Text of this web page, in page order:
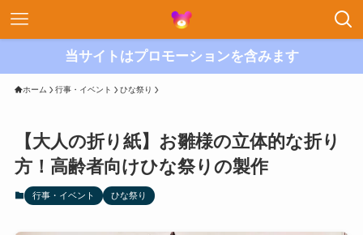
当サイトはプロモーションを含みます
ホーム 行事・イベント ひな祭り
【大人の折り紙】お雛様の立体的な折り
方！高齢者向けひな祭りの製作
行事・イベント ひな祭り